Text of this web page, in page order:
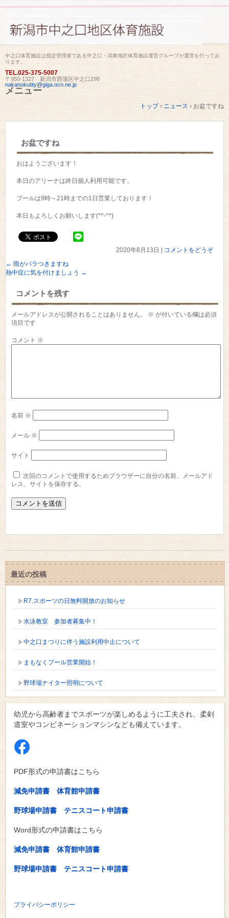
中之口体育施設は指定管理者である中之口・潟東地区体育施設運営グループが運営を行ってお
ります。
TEL.025-375-5007
〒950-1327 新潟市西蒲区中之口298
nakanokutity@giga.ocn.ne.jp
メニュー
トップ › ニュース › お盆ですね
お盆ですね
おはようございます！
本日のアリーナは終日個人利用可能です。
プールは9時～21時までの1日営業しております！
本日もよろしくお願いします(*^-^*)
2020年8月13日
コメントをどうぞ
← 雨がパラつきますね
熱中症に気を付けましょう →
コメントを残す
メールアドレスが公開されることはありません。 ※ が付いている欄は必須
項目です
コメント ※
名前 ※
メール ※
サイト
次回のコメントで使用するためブラウザーに自分の名前、メールアド
レス、サイトを保存する。
最近の投稿
R7.スポーツの日無料開放のお知らせ
水泳教室 参加者募集中！
中之口まつりに伴う施設利用中止について
まもなくプール営業開始！
野球場ナイター照明について
幼児から高齢者までスポーツが楽しめるように工夫され、柔剣
道室やコンビネーションマシンなども備えています。
PDF形式の申請書はこちら
減免申請書 体育館申請書
野球場申請書 テニスコート申請書
Word形式の申請書はこちら
減免申請書 体育館申請書
野球場申請書 テニスコート申請書
プライバシーポリシー